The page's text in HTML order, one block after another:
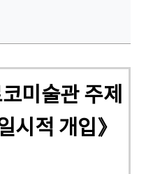
미술관 주제
시적 개입》